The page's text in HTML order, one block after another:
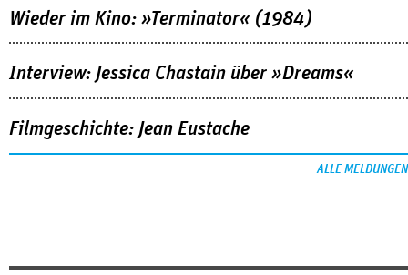
Wieder im Kino: »Terminator« (1984)
Interview: Jessica Chastain über »Dreams«
Filmgeschichte: Jean Eustache
ALLE MELDUNGEN